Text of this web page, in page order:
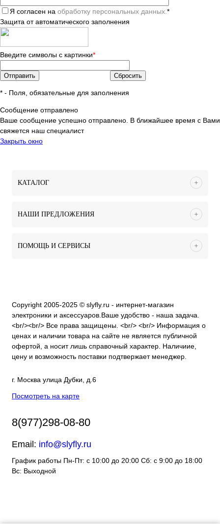
Я согласен на обработку персональных данных. *
Защита от автоматического заполнения
Введите символы с картинки*
* - Поля, обязательные для заполнения
Сообщение отправлено
Ваше сообщение успешно отправлено. В ближайшее время с Вами
свяжется наш специалист
Закрыть окно
КАТАЛОГ
НАШИ ПРЕДЛОЖЕНИЯ
ПОМОЩЬ И СЕРВИСЫ
Copyright 2005-2025 © slyfly.ru - интернет-магазин
электроники и аксессуаров.Ваше удобство - наша задача.
<br/><br/> Все права защищены. <br/> <br/> Информация о
ценах и наличии товара на сайте не является публичной
офертой, а носит лишь справочный характер. Наличиие,
цену и возможность поставки подтвержает менеджер.
г. Москва улица Дубки, д.6
Посмотреть на карте
8(977)298-08-80
Email: info@slyfly.ru
График работы Пн-Пт: с 10:00 до 20:00 Сб: с 9:00 до 18:00
Вс: Выходной